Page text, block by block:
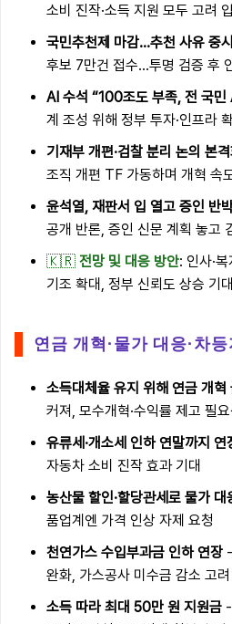
소비 진작·소득 지원 모두 고려
국민추천제 마감…추천 사유 중
후보 7만건 접수…투명 검증 후
AI 수석 “100조도 부족, 전 국민
계 조성 위해 정부 투자·인프라
기재부 개편·검찰 분리 논의 본
조직 개편 TF 가동하며 개혁 속
윤석열, 재판서 입 열고 증인 반
공개 반론, 증인 신문 계획 놓고
🇰🇷 전망 및 대응 방안: 인사·
기조 확대, 정부 신뢰도 상승 기
연금 개혁·물가 대응·차
소득대체율 유지 위해 연금 개혁
커져, 모수개혁·수익률 제고 필
유류세·개소세 인하 연말까지 연
자동차 소비 진작 효과 기대
농산물 할인·할당관세로 물가 대
품업계엔 가격 인상 자제 요청
천연가스 수입부과금 인하 연장
완화, 가스공사 미수금 감소 고려
소득 따라 최대 50만 원 지원금